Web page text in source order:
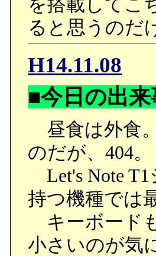
を搭載してこ
ると思うのだ
H14.11.08
■今日の出来
昼食は外食
のだが、404。
Let's Note
持つ機種では
キーボード
小さいのが気